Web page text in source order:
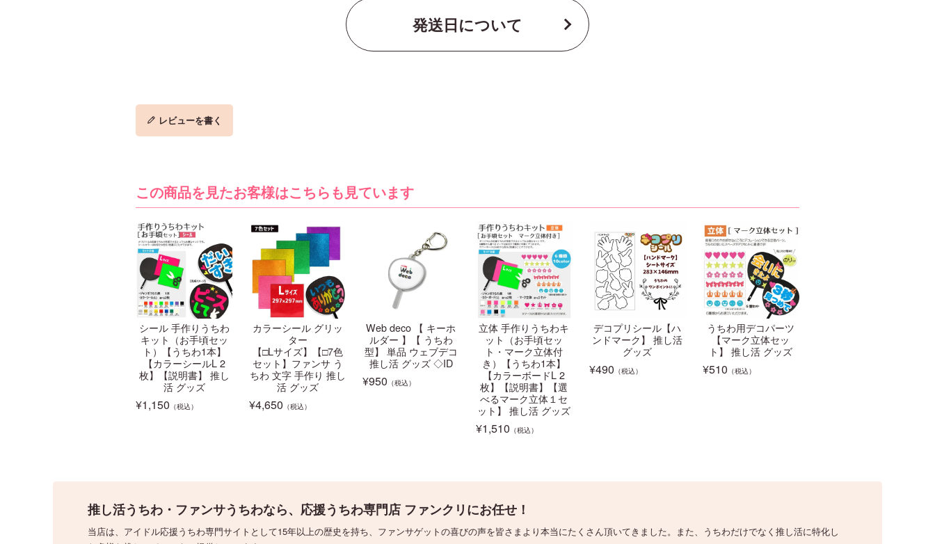
発送日について
レビューを書く
この商品を見たお客様はこちらも見ています
シール 手作りうちわ
キット（お手頃セッ
ト）【うちわ1本】
【カラーシールL 2
枚】【説明書】 推し
活 グッズ
¥1,150 （税込）
カラーシール グリッ
ター
【□Lサイズ】【□7色
セット】ファンサ う
ちわ 文字 手作り 推し
活 グッズ
¥4,650 （税込）
Web deco 【 キーホ
ルダー 】【 うちわ
型】 単品 ウェブデコ
推し活 グッズ ◇ID
¥950 （税込）
立体 手作りうちわキ
ット（お手頃セッ
ト・マーク立体付
き）【うちわ1本】
【カラーボードL 2
枚】【説明書】【選
べるマーク立体１セ
ット】 推し活 グッズ
¥1,510 （税込）
デコプリシール【ハ
ンドマーク】 推し活
グッズ
¥490 （税込）
うちわ用デコパーツ
【マーク立体セッ
ト】 推し活 グッズ
¥510 （税込）
推し活うちわ・ファンサうちわなら、応援うちわ専門店 ファンクリにお任せ！
当店は、アイドル応援うちわ専門サイトとして15年以上の歴史を持ち、ファンサゲットの喜びの声を皆さまより本当にたくさん頂いてきました。また、うちわだけでなく推し活に特化し